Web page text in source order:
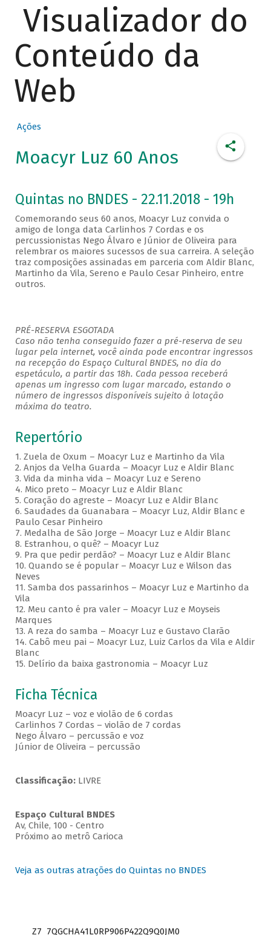
Visualizador do
Conteúdo da
Web
Ações
Moacyr Luz 60 Anos
Quintas no BNDES - 22.11.2018 - 19h
Comemorando seus 60 anos, Moacyr Luz convida o
amigo de longa data Carlinhos 7 Cordas e os
percussionistas Nego Álvaro e Júnior de Oliveira para
relembrar os maiores sucessos de sua carreira. A seleção
traz composições assinadas em parceria com Aldir Blanc,
Martinho da Vila, Sereno e Paulo Cesar Pinheiro, entre
outros.
PRÉ-RESERVA ESGOTADA
Caso não tenha conseguido fazer a pré-reserva de seu
lugar pela internet, você ainda pode encontrar ingressos
na recepção do Espaço Cultural BNDES, no dia do
espetáculo, a partir das 18h. Cada pessoa receberá
apenas um ingresso com lugar marcado, estando o
número de ingressos disponíveis sujeito à lotação
máxima do teatro.
Repertório
1. Zuela de Oxum – Moacyr Luz e Martinho da Vila
2. Anjos da Velha Guarda – Moacyr Luz e Aldir Blanc
3. Vida da minha vida – Moacyr Luz e Sereno
4. Mico preto – Moacyr Luz e Aldir Blanc
5. Coração do agreste – Moacyr Luz e Aldir Blanc
6. Saudades da Guanabara – Moacyr Luz, Aldir Blanc e
Paulo Cesar Pinheiro
7. Medalha de São Jorge – Moacyr Luz e Aldir Blanc
8. Estranhou, o quê? – Moacyr Luz
9. Pra que pedir perdão? – Moacyr Luz e Aldir Blanc
10. Quando se é popular – Moacyr Luz e Wilson das
Neves
11. Samba dos passarinhos – Moacyr Luz e Martinho da
Vila
12. Meu canto é pra valer – Moacyr Luz e Moyseis
Marques
13. A reza do samba – Moacyr Luz e Gustavo Clarão
14. Cabô meu pai – Moacyr Luz, Luiz Carlos da Vila e Aldir
Blanc
15. Delírio da baixa gastronomia – Moacyr Luz
Ficha Técnica
Moacyr Luz – voz e violão de 6 cordas
Carlinhos 7 Cordas – violão de 7 cordas
Nego Álvaro – percussão e voz
Júnior de Oliveira – percussão
Classificação: LIVRE
Espaço Cultural BNDES
Av, Chile, 100 - Centro
Próximo ao metrô Carioca
Veja as outras atrações do Quintas no BNDES
Z7_7QGCHA41L0RP906P422Q9Q0JM0